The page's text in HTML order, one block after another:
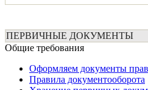
ПЕРВИЧНЫЕ ДОКУМЕНТЫ
Общие требования
Оформляем документы
Правила документооборота